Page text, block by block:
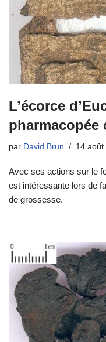
L’écorce
pharmacopée
par David Brun 14 août
Avec ses actions sur le
est intéressante lors de
de grossesse.